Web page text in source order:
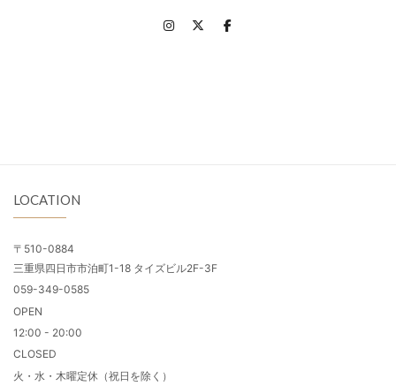
LOCATION
〒510-0884
三重県四日市市泊町1-18 タイズビル2F-3F
059-349-0585
OPEN
12:00 - 20:00
CLOSED
火・水・木曜定休（祝日を除く）